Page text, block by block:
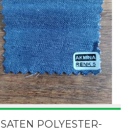
SATEN POLYESTER-